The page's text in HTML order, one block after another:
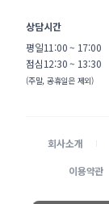
상담시간
평일11:00 ~ 17:00
점심12:30 ~ 13:30
(주말, 공휴일은 제외)
회사소개
이용약관